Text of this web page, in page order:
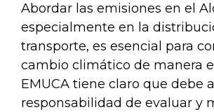
Abordar las emisiones en el
especialmente en la
transporte, es esencial para
cambio climático de manera
EMUCA tiene claro que debe
responsabilidad de evaluar y